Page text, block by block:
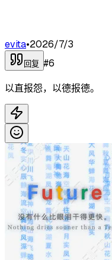
evita•2026/7/3
回复 #6
以直报怨，以德报德。